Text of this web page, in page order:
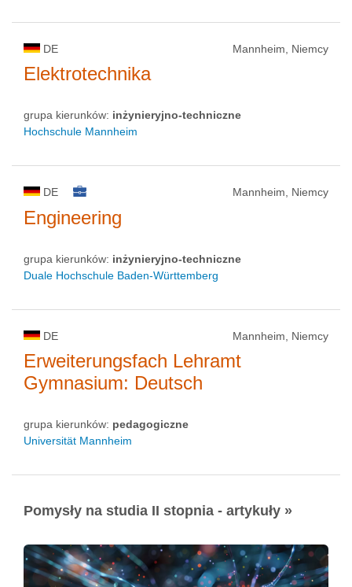
DE Mannheim, Niemcy
Elektrotechnika
grupa kierunków: inżynieryjno-techniczne
Hochschule Mannheim
DE Mannheim, Niemcy
Engineering
grupa kierunków: inżynieryjno-techniczne
Duale Hochschule Baden-Württemberg
DE Mannheim, Niemcy
Erweiterungsfach Lehramt
Gymnasium: Deutsch
grupa kierunków: pedagogiczne
Universität Mannheim
Pomysły na studia II stopnia - artykuły »